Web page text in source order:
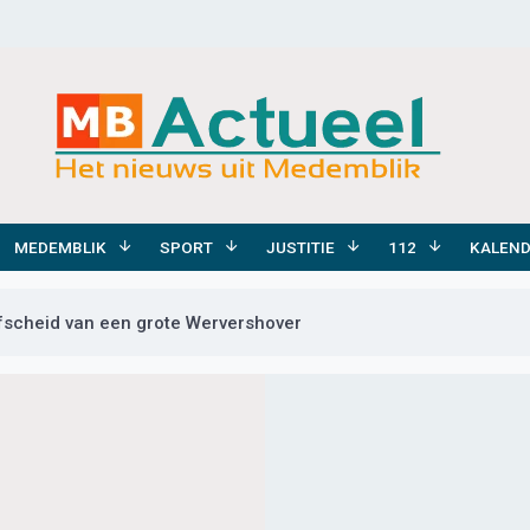
MEDEMBLIK SPORT JUSTITIE 112
van een grote Wervershover